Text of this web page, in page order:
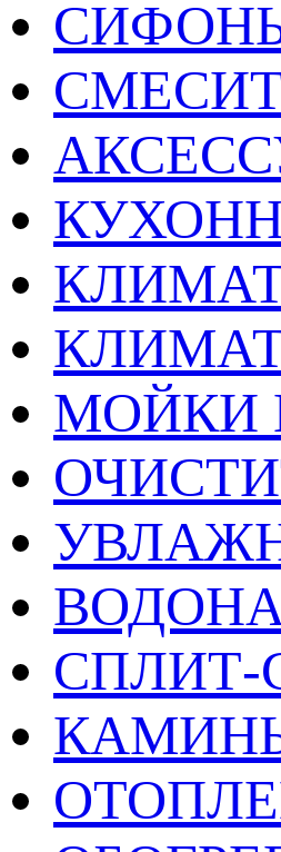
МОЙКИ